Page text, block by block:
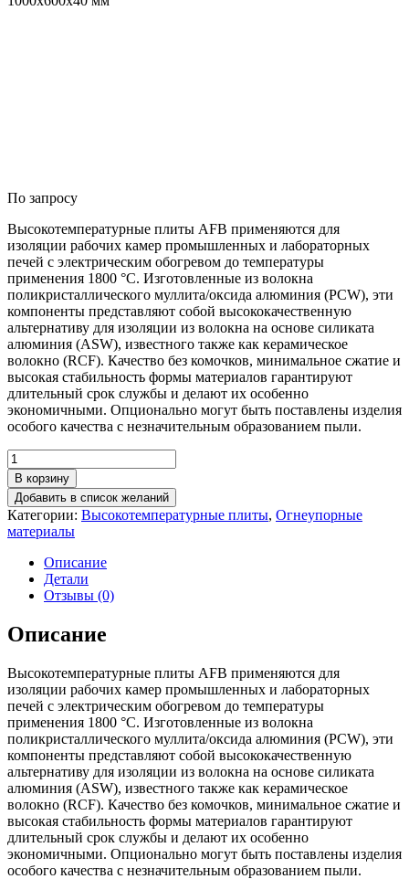
По запросу
Высокотемпературные плиты AFB применяются для
изоляции рабочих камер промышленных и лабораторных
печей с электрическим обогревом до температуры
применения 1800 °C. Изготовленные из волокна
поликристаллического муллита/оксида алюминия (PCW), эти
компоненты представляют собой высококачественную
альтернативу для изоляции из волокна на основе силиката
алюминия (ASW), известного также как керамическое
волокно (RCF). Качество без комочков, минимальное сжатие и
высокая стабильность формы материалов гарантируют
длительный срок службы и делают их особенно
экономичными. Опционально могут быть поставлены изделия
особого качества с незначительным образованием пыли.
Количество
товара
Плита
AFB
1900-
800
1000x600x40
В корзину
Добавить в список желаний
Категории: Высокотемпературные плиты, Огнеупорные
материалы
Описание
Детали
Отзывы (0)
Описание
Высокотемпературные плиты AFB применяются для
изоляции рабочих камер промышленных и лабораторных
печей с электрическим обогревом до температуры
применения 1800 °C. Изготовленные из волокна
поликристаллического муллита/оксида алюминия (PCW), эти
компоненты представляют собой высококачественную
альтернативу для изоляции из волокна на основе силиката
алюминия (ASW), известного также как керамическое
волокно (RCF). Качество без комочков, минимальное сжатие и
высокая стабильность формы материалов гарантируют
длительный срок службы и делают их особенно
экономичными. Опционально могут быть поставлены изделия
особого качества с незначительным образованием пыли.